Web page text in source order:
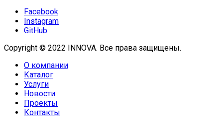
Facebook
Instagram
GitHub
Copyright © 2022 INNOVA. Все права защищены.
О компании
Каталог
Услуги
Новости
Проекты
Контакты